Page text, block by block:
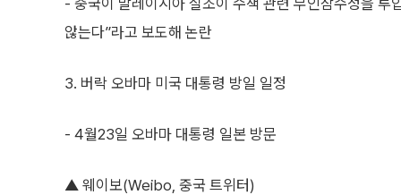
- 중국이 말레이시아 실조이 수색 관련 무인잠수정을 투
않는다”라고 보도해 논란
3. 버락 오바마 미국 대통령 방일 일정
- 4월23일 오바마 대통령 일본 방문
▲ 웨이보(Weibo, 중국 트위터)